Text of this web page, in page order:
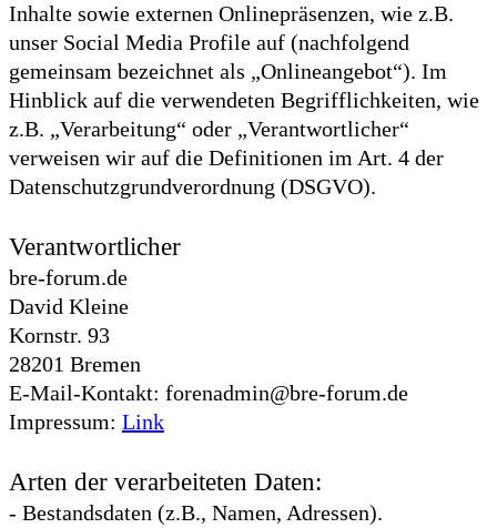
Inhalte sowie externen Onlinepräsenzen, wie z.B.
unser Social Media Profile auf (nachfolgend
gemeinsam bezeichnet als „Onlineangebot“). Im
Hinblick auf die verwendeten Begrifflichkeiten, wie
z.B. „Verarbeitung“ oder „Verantwortlicher“
verweisen wir auf die Definitionen im Art. 4 der
Datenschutzgrundverordnung (DSGVO).
Verantwortlicher
bre-forum.de
David Kleine
Kornstr. 93
28201 Bremen
E-Mail-Kontakt: forenadmin@bre-forum.de
Impressum: Link
Arten der verarbeiteten Daten:
- Bestandsdaten (z.B., Namen, Adressen).